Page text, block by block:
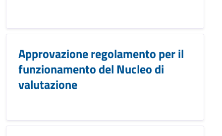
Approvazione regolamento per il
funzionamento del Nucleo di
valutazione